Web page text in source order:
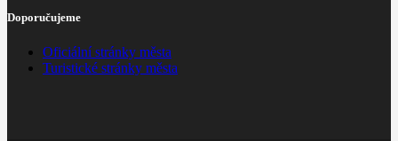
Doporučujeme
Oficiální stránky města
Turistické stránky města